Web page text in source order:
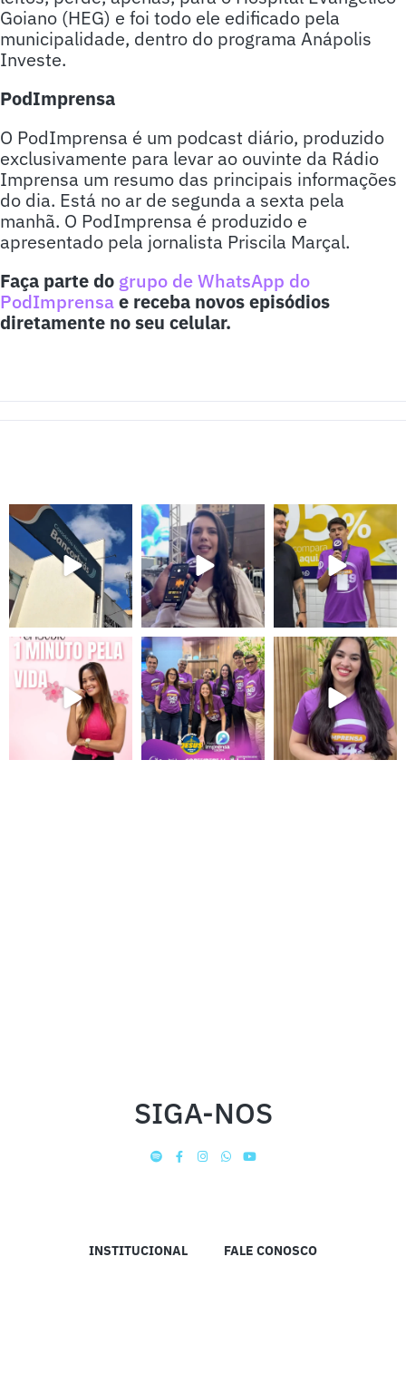
Goiano (HEG) e foi todo ele edificado pela
municipalidade, dentro do programa Anápolis
Investe.
PodImprensa
O PodImprensa é um podcast diário, produzido
exclusivamente para levar ao ouvinte da Rádio
Imprensa um resumo das principais informações
do dia. Está no ar de segunda a sexta pela
manhã. O PodImprensa é produzido e
apresentado pela jornalista Priscila Marçal.
Faça parte do grupo de WhatsApp do
PodImprensae receba novos episódios
diretamente no seu celular.
SIGA-NOS
INSTITUCIONAL FALE CONOSCO